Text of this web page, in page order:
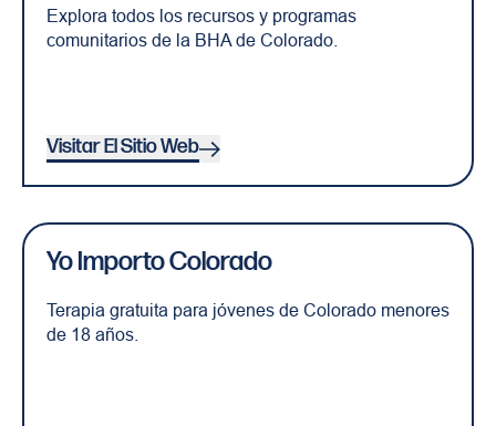
Explora todos los recursos y programas
comunitarios de la BHA de Colorado.
Visitar El Sitio Web
Yo Importo Colorado
Terapia gratuita para jóvenes de Colorado menores
de 18 años.